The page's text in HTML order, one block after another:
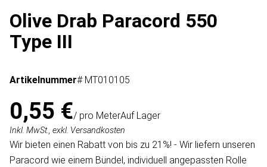
Olive Drab Paracord 550
Type III
Artikelnummer# MT010105
0,55 €/ pro MeterAuf Lager
Inkl. MwSt., exkl. Versandkosten
Wir bieten einen Rabatt von bis zu 21%! - Wir liefern unseren
Paracord wie einem Bündel, individuell angepassten Rolle